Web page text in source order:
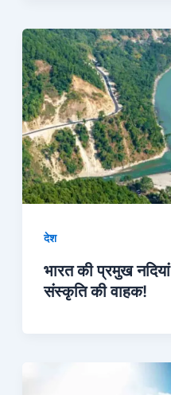
देश
भारत की प्रमुख
संस्कृति की वाहक!